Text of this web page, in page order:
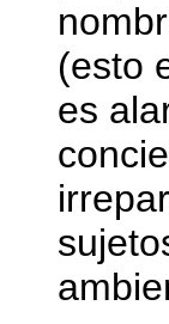
(esto
es